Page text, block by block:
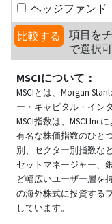
ヘッジファンド
比較する
項目を
で選択可
MSCIについて：
MSCIとは、Morgan
ー・キャピタル・イン
MSCI指数は、MSCI Inc
有名な株価指数のひと
別、セクター別指数な
セットマネージャー、
ど幅広いユーザー層を
の海外株式に投資する
しています。